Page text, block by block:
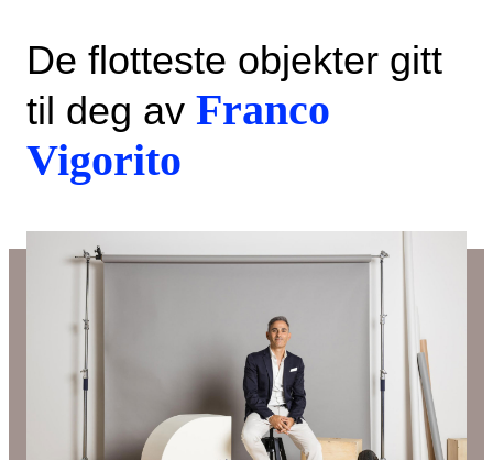
De flotteste objekter gitt
til deg av Franco
Vigorito